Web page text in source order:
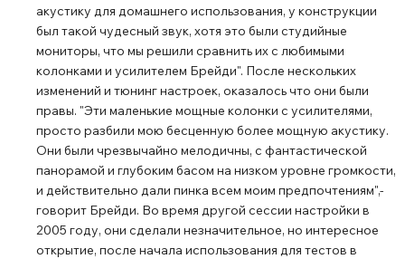
акустику для домашнего использования, у конструкции
был такой чудесный звук, хотя это были студийные
мониторы, что мы решили сравнить их с любимыми
колонками и усилителем Брейди". После нескольких
изменений и тюнинг настроек, оказалось что они были
правы. "Эти маленькие мощные колонки с усилителями,
просто разбили мою бесценную более мощную акустику.
Они были чрезвычайно мелодичны, с фантастической
панорамой и глубоким басом на низком уровне громкости,
и действительно дали пинка всем моим предпочтениям",-
говорит Брейди. Во время другой сессии настройки в
2005 году, они сделали незначительное, но интересное
открытие, после начала использования для тестов в